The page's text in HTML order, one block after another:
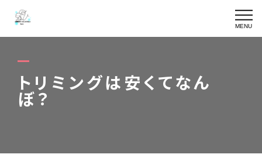
MENU
トリミングは安くてなん
ぼ？
SKIN CARE
TRIMMING
皮膚専門メニュー一覧